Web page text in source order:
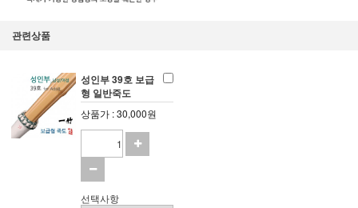
관련상품
성인부 39호 보급
형 일반죽도
상품가 : 30,000원
선택사항